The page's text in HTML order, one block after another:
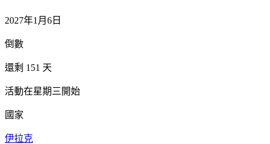
2027年1月6日
倒數
還剩 151 天
活動在星期三開始
國家
伊拉克